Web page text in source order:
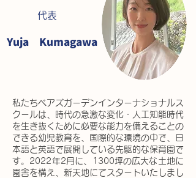
​代表
​Yuja Kumagawa
​私たちベアズガーデンインターナショナルス
クールは、時代の急激な変化・人
工知能時代
を生き抜くために必要な能力を備えることの
できる幼児教育を、国際的な環境の中で、日
本語と英語で展開している先駆的な保育園で
す。2022年2月に、1300坪の広大な土地に
園舎を構え、新天地にてスタートいたしまし